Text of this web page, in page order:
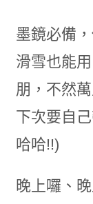
墨鏡必備
滑雪也能
朋，不然
下次要自
哈哈!!)
晚上囉、